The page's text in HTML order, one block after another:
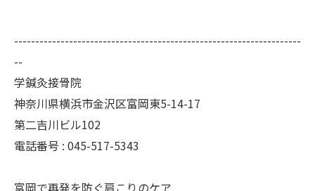
--------------------------------------------------------------------
--
学鍼灸接骨院
神奈川県横浜市金沢区富岡東5-14-17
第二吉川ビル102
電話番号 : 045-517-5343
富岡で再発を防ぐ肩こりのケア